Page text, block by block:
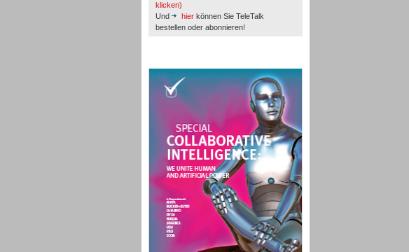
klicken)
Und
hier können Sie TeleTalk
bestellen oder abonnieren!
Personal
Inbound